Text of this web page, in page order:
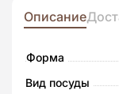
950.00₴.
Описание
Форма
Вид посуды